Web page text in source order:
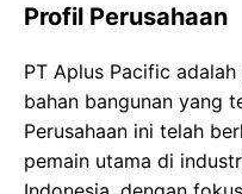
Profil Perusahaan
PT Aplus Pacific
bahan bangunan yang
Perusahaan ini telah
pemain utama di